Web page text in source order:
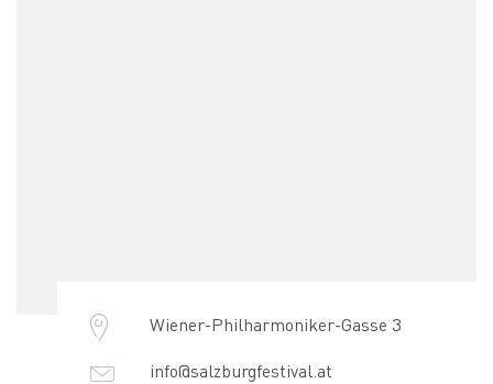
Wiener-Philharmoniker-Gasse 3
info@salzburgfestival.at